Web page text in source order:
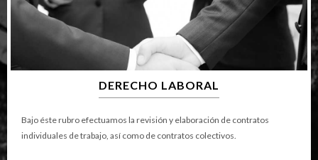
DERECHO LABORAL
Bajo éste rubro efectuamos la revisión y elaboración de contratos
individuales de trabajo, así como de contratos colectivos.